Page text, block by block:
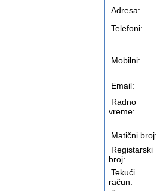
Adresa:
Telefoni:
Mobilni:
Email:
Radno
vreme:
Matični broj:
Registarski
broj:
Tekući
račun: